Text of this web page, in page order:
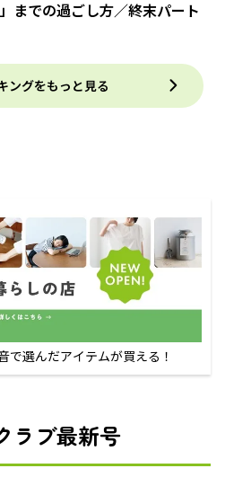
までの過ごし方／終末パート
ングをもっと見る
で選んだアイテムが買える！
ラブ最新号